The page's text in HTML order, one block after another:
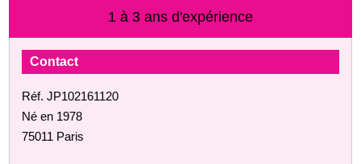
1 à 3 ans d'expérience
Contact
Réf. JP102161120
Né en 1978
75011 Paris